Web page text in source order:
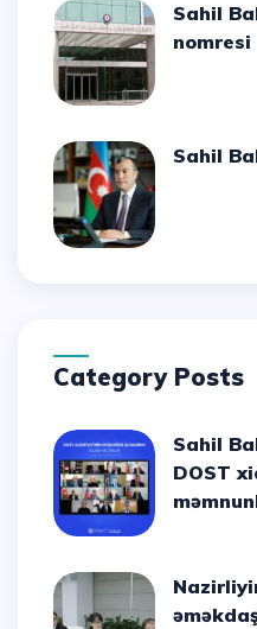
Sahil Babayevin elaqe
nomresi
Sahil
Category Posts
Sahil Babayev: Vətəndaşların
DOST
Nazirliyin təltif edilmiş